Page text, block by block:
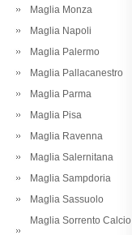
Maglia Monza
Maglia Napoli
Maglia Palermo
Maglia Pallacanestro
Maglia Parma
Maglia Pisa
Maglia Ravenna
Maglia Salernitana
Maglia Sampdoria
Maglia Sassuolo
Maglia Sorrento Calcio